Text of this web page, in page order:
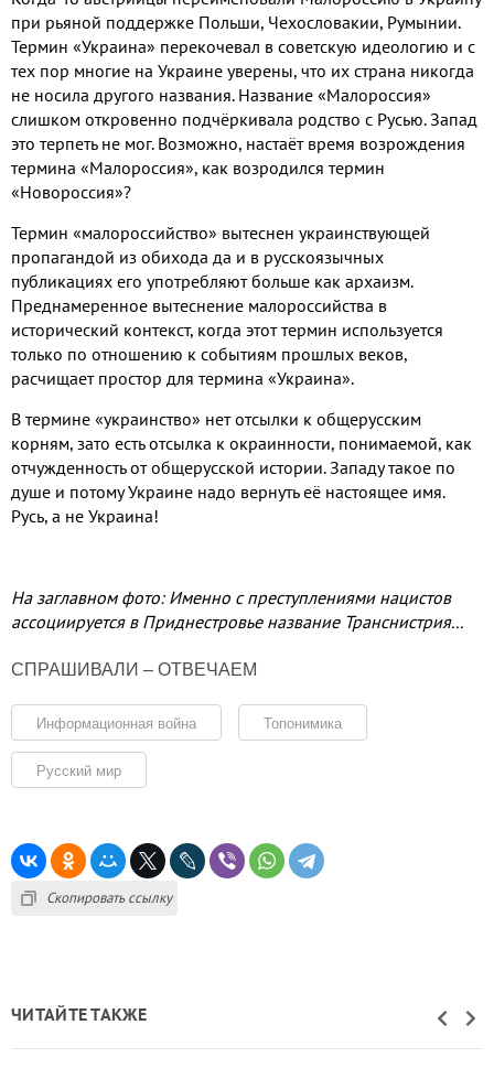
при рьяной поддержке Польши, Чехословакии, Румынии.
Термин «Украина» перекочевал в советскую идеологию и с
тех пор многие на Украине уверены, что их страна никогда
не носила другого названия. Название «Малороссия»
слишком откровенно подчёркивала родство с Русью.Запад
это терпеть не мог. Возможно, настаёт время возрождения
термина «Малороссия», как возродился термин
«Новороссия»?
Термин «малороссийство» вытеснен украинствующей
пропагандой из обихода да и в русскоязычных
публикациях его употребляют больше как архаизм.
Преднамеренное вытеснение малороссийства в
исторический контекст, когда этот термин используется
только по отношению к событиям прошлых веков,
расчищает простор для термина «Украина».
В термине «украинство» нет отсылки к общерусским
корням, зато есть отсылка к окраинности, понимаемой, как
отчужденность от общерусской истории.Западу такое по
душе и потому Украине надо вернуть её настоящее имя.
Русь, а не Украина!
На заглавном фото: Именно с преступлениями нацистов
ассоциируется в Приднестровье название Транснистрия...
СПРАШИВАЛИ – ОТВЕЧАЕМ
Информационная война Топонимика
Русский мир
Скопировать ссылку
ЧИТАЙТЕ ТАКЖЕ